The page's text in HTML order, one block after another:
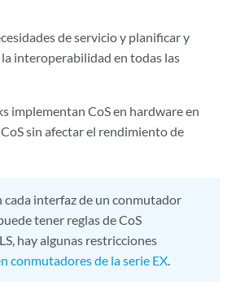
de servicio y planificar y
interoperabilidad en todas las
implementan CoS en hardware en
sin afectar el rendimiento de
cada interfaz de un conmutador
tener reglas de CoS
hay algunas restricciones
conmutadores de la serie EX.